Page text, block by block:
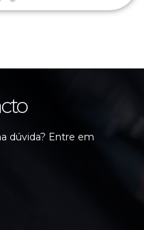
dúvida? Entre em